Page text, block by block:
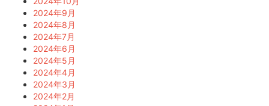
2024年9月
2024年8月
2024年7月
2024年6月
2024年5月
2024年4月
2024年3月
2024年2月